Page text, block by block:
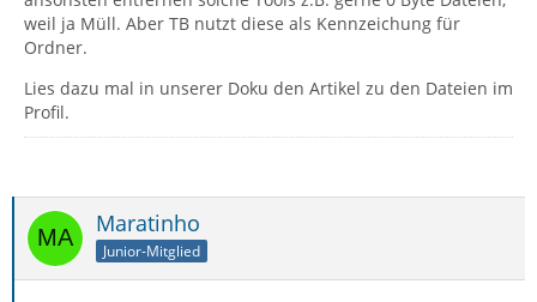
weil ja Müll. Aber TB nutzt diese als Kennzeichung für
Ordner.
Lies dazu mal in unserer Doku den Artikel zu den Dateien im
Profil.
Maratinho
Junior-Mitglied